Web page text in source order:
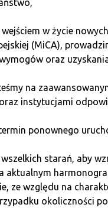
się na budowie
odpowiednich
czy szablony
a raz
w życie
(MiCA),
oraz
na
instytucjami
ponownego
starań, aby
aktualnym
ze względu na
okoliczności